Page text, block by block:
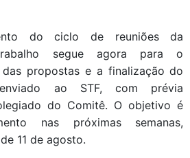
do ciclo de reuniões da
segue agora para o
propostas e a finalização do
ao STF, com prévia
do Comitê. O objetivo é
nas próximas semanas,
11 de agosto.